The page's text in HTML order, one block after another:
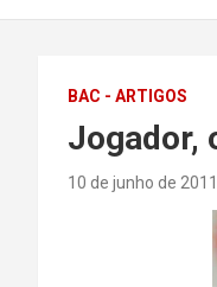
BAC - ARTIGOS
Jogador,
10 de junho de 2011